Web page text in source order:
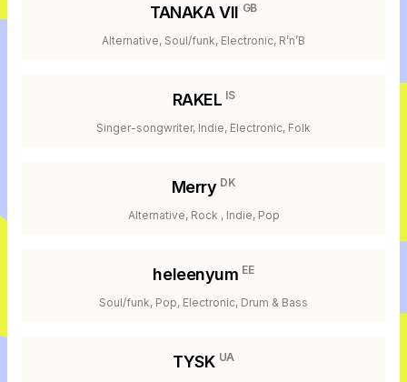
TANAKA VII GB
Alternative, Soul/funk, Electronic, R’n’B
RAKEL IS
Singer-songwriter, Indie, Electronic, Folk
Merry DK
Alternative, Rock , Indie, Pop
heleenyum EE
Soul/funk, Pop, Electronic, Drum & Bass
TYSK UA